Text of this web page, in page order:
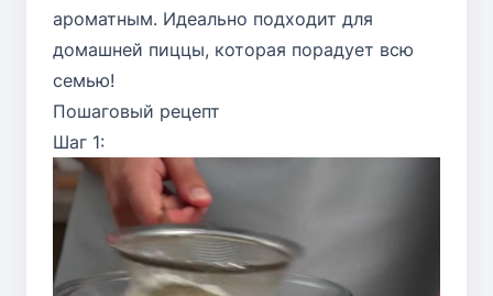
ароматным. Идеально подходит для
домашней пиццы, которая порадует всю
семью!
Пошаговый рецепт
Шаг 1: